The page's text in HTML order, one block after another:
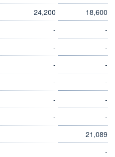
24,200
18,600
-
-
-
-
-
-
-
-
-
-
-
-
21,089
-